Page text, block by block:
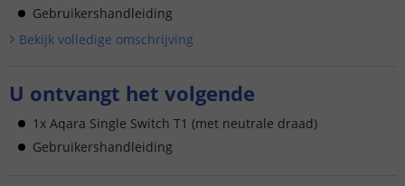
Gebruikershandleiding
Bekijk volledige omschrijving
U ontvangt het volgende
1x Aqara Single Switch T1 (met neutrale draad)
Gebruikershandleiding